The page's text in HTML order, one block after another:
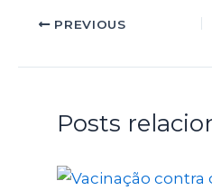
PREVIOUS
Posts